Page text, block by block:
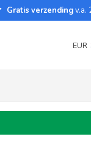
Gratis verzendingv.a.
EUR